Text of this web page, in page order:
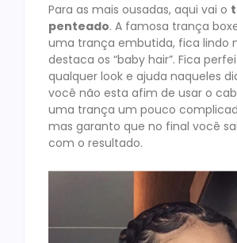
Para as mais ousadas, aqui vai o
penteado. A famosa trança
uma trança embutida, fica lindo
destaca os “baby hair”. Fica
qualquer look e ajuda naqueles
você não esta afim de usar o
uma trança um pouco
mas garanto que no final você
com o resultado.